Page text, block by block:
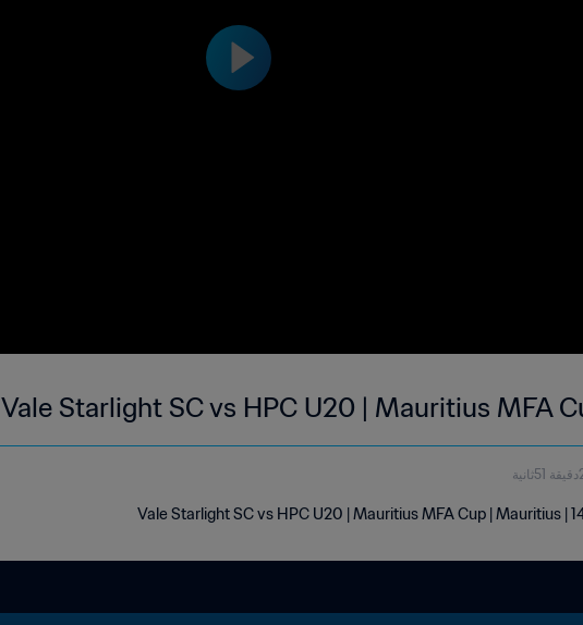
Vale Starlight SC vs HPC U20 | Mauritius MFA
Vale Starlight SC vs HPC U20 | Mauritius MFA Cup | Mauritius |